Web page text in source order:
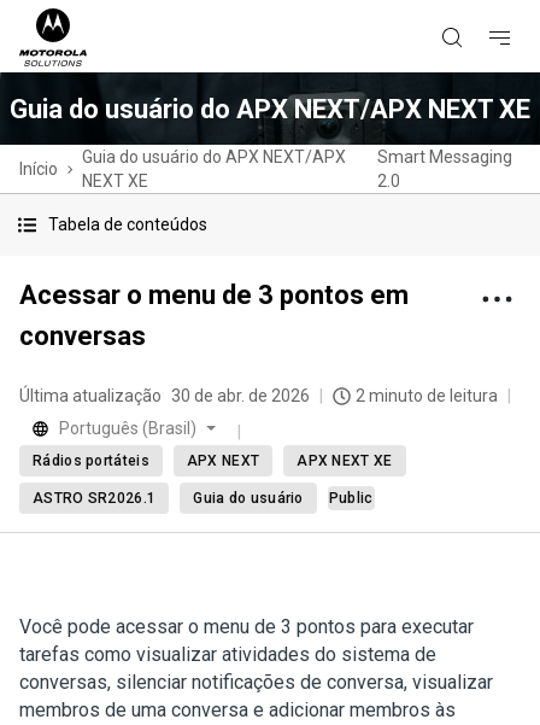
Guia do usuário do APX NEXT/APX NEXT XE
Início
Guia do usuário do APX NEXT/APX
NEXT XE
Smart Messaging
2.0
Tabela de conteúdos
Acessar o menu de 3 pontos em
conversas
Última atualização 30 de abr. de 2026
2 minuto de leitura
Português (Brasil)
Rádios portáteis APX NEXT APX NEXT XE
ASTRO SR2026.1 Guia do usuário Public
Você pode acessar o menu de 3 pontos para executar
tarefas como visualizar atividades do sistema de
conversas, silenciar notificações de conversa, visualizar
membros de uma conversa e adicionar membros às